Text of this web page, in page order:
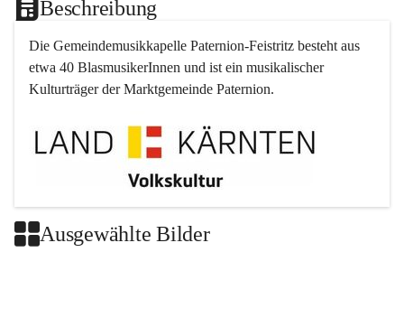
Beschreibung
Die Gemeindemusikkapelle Paternion-Feistritz besteht aus
etwa 40 BlasmusikerInnen und ist ein musikalischer
Kulturträger der Marktgemeinde Paternion.
Ausgewählte Bilder